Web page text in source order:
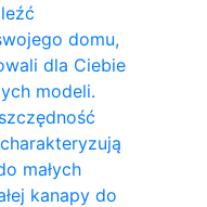
domu,
dla Ciebie
modeli.
małych
kanapy do